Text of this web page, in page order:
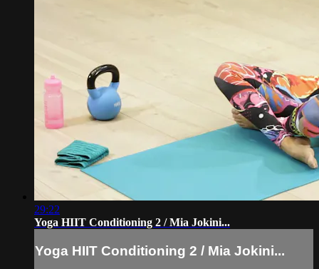
29:22
Yoga HIIT Conditioning 2 / Mia Jokini...
Yoga HIIT Conditioning 2 / Mia Jokini...